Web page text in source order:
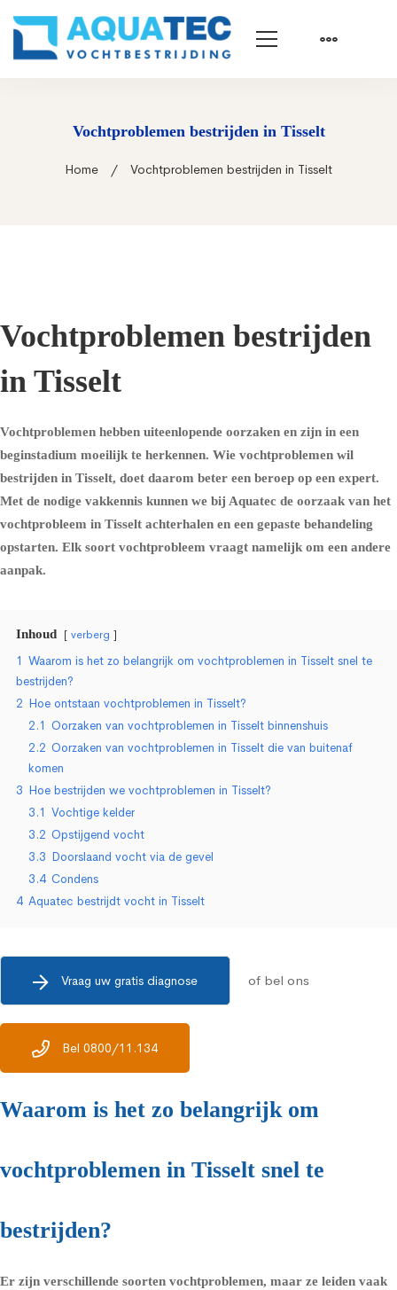
Vochtproblemen bestrijden in Tisselt
Home Vochtproblemen bestrijden in Tisselt
Vochtproblemen bestrijden
in Tisselt
Vochtproblemen hebben uiteenlopende oorzaken en zijn in een
beginstadium moeilijk te herkennen. Wie vochtproblemen wil
bestrijden in Tisselt, doet daarom beter een beroep op een expert.
Met de nodige vakkennis kunnen we bij Aquatec de oorzaak van het
vochtprobleem in Tisselt achterhalen en een gepaste behandeling
opstarten. Elk soort vochtprobleem vraagt namelijk om een andere
aanpak.
Inhoud verberg
1 Waarom is het zo belangrijk om vochtproblemen in Tisselt snel te
bestrijden?
2 Hoe ontstaan vochtproblemen in Tisselt?
2.1 Oorzaken van vochtproblemen in Tisselt binnenshuis
2.2 Oorzaken van vochtproblemen in Tisselt die van buitenaf
komen
3 Hoe bestrijden we vochtproblemen in Tisselt?
3.1 Vochtige kelder
3.2 Opstijgend vocht
3.3 Doorslaand vocht via de gevel
3.4 Condens
4 Aquatec bestrijdt vocht in Tisselt
Vraag uw gratis diagnose of bel ons
Bel 0800/11.134
Waarom is het zo belangrijk om
vochtproblemen in Tisselt snel te
bestrijden?
Er zijn verschillende soorten vochtproblemen, maar ze leiden vaak